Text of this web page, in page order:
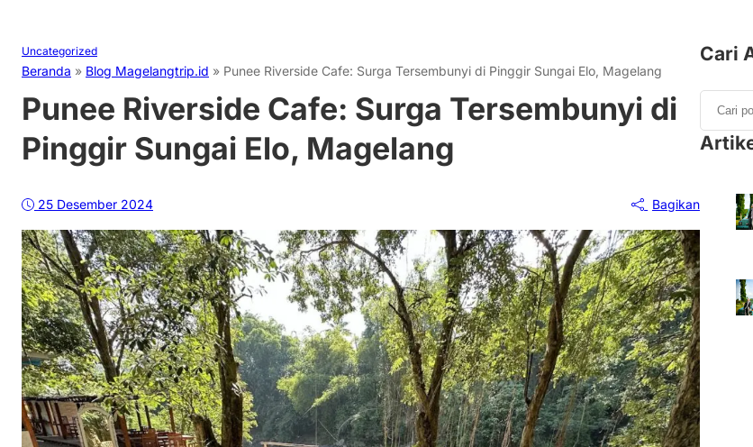
Uncategorized
Beranda » Blog Magelangtrip.id » Punee Riverside Cafe: Surga Tersembunyi di Pinggir Sungai Elo, Magelang
Punee Riverside Cafe: Surga Tersembunyi di
Pinggir Sungai Elo, Magelang
25 Desember 2024 Bagikan
Cari